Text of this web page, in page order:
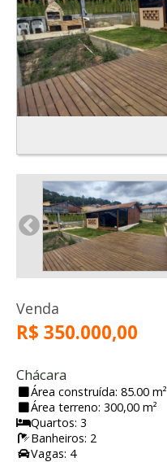
Venda
R$ 350.000,00
Chácara
Área construída: 85.00 m²
Área terreno: 300,00 m²
Quartos: 3
Banheiros: 2
Vagas: 4